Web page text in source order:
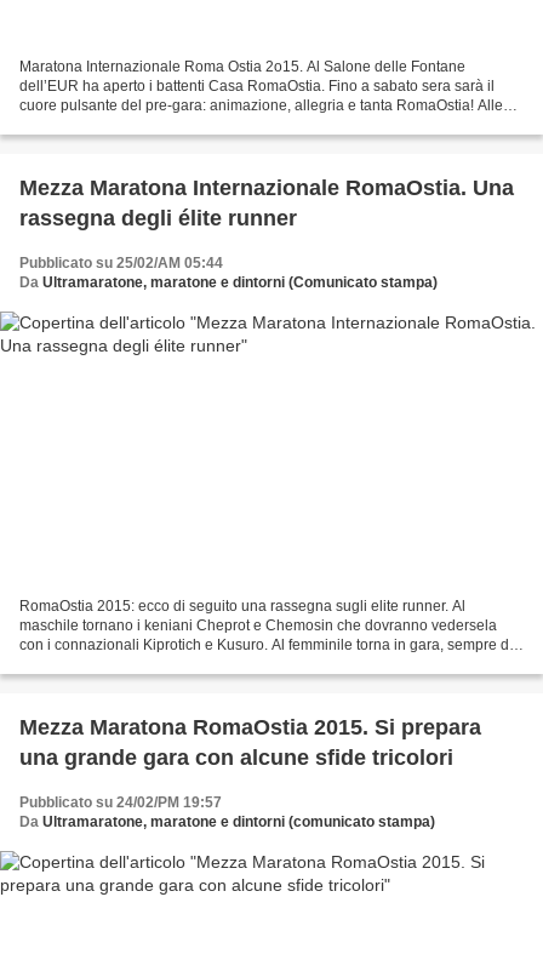
Maratona Internazionale Roma Ostia 2o15. Al Salone delle Fontane
dell’EUR ha aperto i battenti Casa RomaOstia. Fino a sabato sera sarà il
cuore pulsante del pre-gara: animazione, allegria e tanta RomaOstia! Alle
Mezza Maratona Internazionale RomaOstia. Una
rassegna degli élite runner
Pubblicato su 25/02/AM 05:44
Da Ultramaratone, maratone e dintorni (Comunicato stampa)
RomaOstia 2015: ecco di seguito una rassegna sugli elite runner. Al
maschile tornano i keniani Cheprot e Chemosin che dovranno vedersela
con i connazionali Kiprotich e Kusuro. Al femminile torna in gara, sempre dal
Mezza Maratona RomaOstia 2015. Si prepara
una grande gara con alcune sfide tricolori
Pubblicato su 24/02/PM 19:57
Da Ultramaratone, maratone e dintorni (comunicato stampa)